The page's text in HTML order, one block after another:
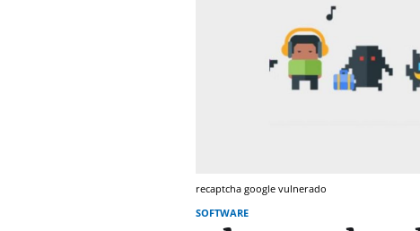
recaptcha google vulnerado
SOFTWARE